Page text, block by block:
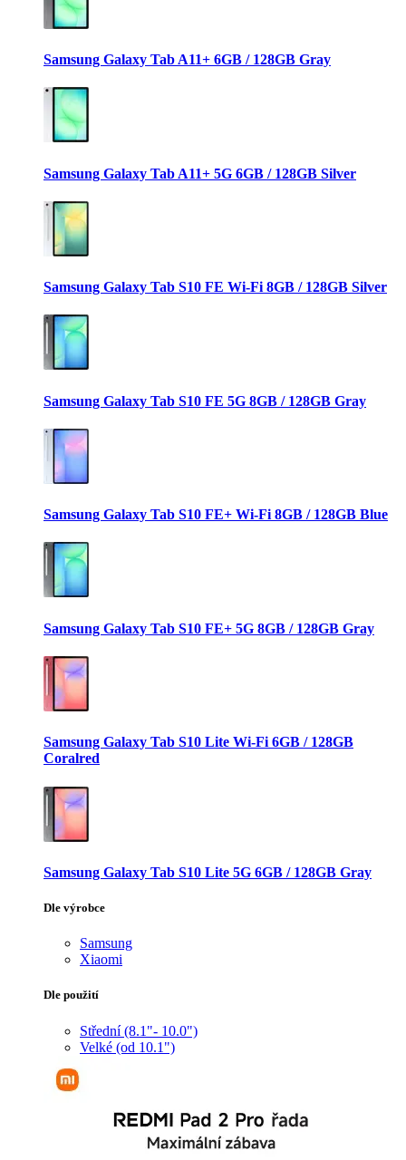
Samsung Galaxy Tab A11+ 6GB / 128GB Gray
Samsung Galaxy Tab A11+ 5G 6GB / 128GB Silver
Samsung Galaxy Tab S10 FE Wi-Fi 8GB / 128GB Silver
Samsung Galaxy Tab S10 FE 5G 8GB / 128GB Gray
Samsung Galaxy Tab S10 FE+ Wi-Fi 8GB / 128GB Blue
Samsung Galaxy Tab S10 FE+ 5G 8GB / 128GB Gray
Samsung Galaxy Tab S10 Lite Wi-Fi 6GB / 128GB
Coralred
Samsung Galaxy Tab S10 Lite 5G 6GB / 128GB Gray
Dle výrobce
Samsung
Xiaomi
Dle použití
Střední (8.1"- 10.0")
Velké (od 10.1")